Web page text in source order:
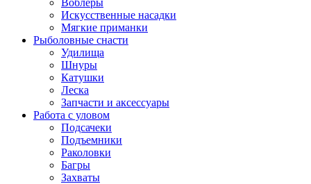
Воблеры
Искусственные насадки
Мягкие приманки
Рыболовные снасти
Удилища
Шнуры
Катушки
Леска
Запчасти и аксессуары
Работа с уловом
Подсачеки
Подъемники
Раколовки
Багры
Захваты